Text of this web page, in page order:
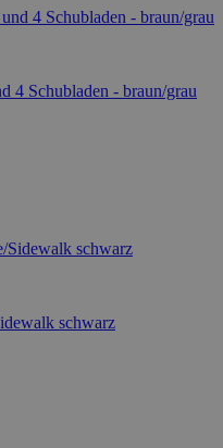
4 Schubladen - braun/grau
schwarz